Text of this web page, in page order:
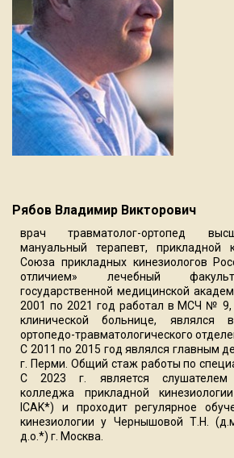
Рябов Владимир Викторович
врач травматолог-ортопед
мануальный терапевт, прикладной
Союза прикладных кинезиологов
отличием» лечебный
государственной медицинской
2001 по 2021 год работал в МСЧ № 9,
клинической больнице, являлся
ортопедо-травматологического
С 2011 по 2015 год являлся главным
г. Перми. Общий стаж работы по
С 2023 г. является слушателем
колледжа прикладной
ICAK*) и проходит регулярное
кинезиологии у Чернышовой Т.Н.
д.о.*) г. Москва.